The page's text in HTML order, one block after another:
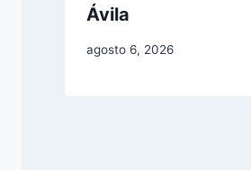
Ávila
agosto 6, 2026